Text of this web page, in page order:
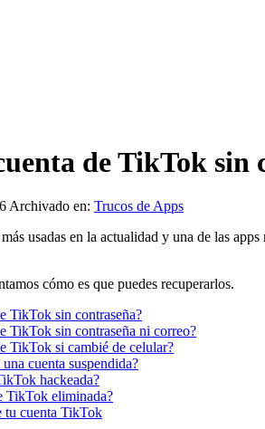
de TikTok sin
Archivado en: Trucos de Apps
usadas en la actualidad y una de las
cómo es que puedes recuperarlos.
TikTok sin contraseña?
TikTok sin contraseña ni correo?
TikTok si cambié de celular?
cuenta suspendida?
hackeada?
TikTok eliminada?
tu cuenta TikTok